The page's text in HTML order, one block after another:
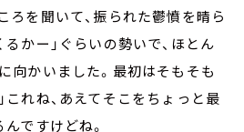
ろを聞いて、振られた鬱憤を晴ら
かー」ぐらいの勢いで、ほとん
向かいました。最初はそもそも
れね、あえてそこをちょっと最
ですけどね。